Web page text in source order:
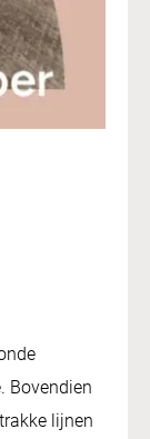
Bovendien
lijnen